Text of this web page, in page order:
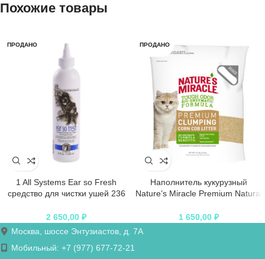
Похожие товары
ПРОДАНО
1 All Systems Ear so Fresh
средство для чистки ушей 236
2 650,00 ₽
ПРОДАНО
Наполнитель кукурузный
Nature’s Miracle Premium Natural
комкующийся 4,5 кг (10 л)
1 650,00 ₽
Москва, шоссе Энтузиастов, д. 7А
Мобильный: +7 (977) 677-72-21